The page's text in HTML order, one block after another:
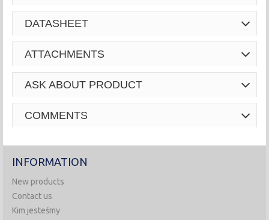
DATASHEET
ATTACHMENTS
ASK ABOUT PRODUCT
COMMENTS
INFORMATION
New products
Contact us
Kim jesteśmy